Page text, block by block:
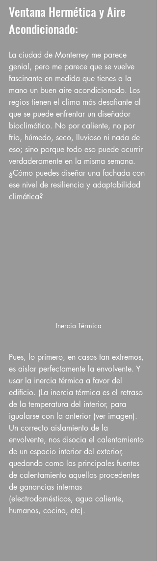
Ventana Hermética y Aire
Acondicionado:
La ciudad de Monterrey me parece
genial, pero me parece que se vuelve
fascinante en medida que tienes a la
mano un buen aire acondicionado. Los
regios tienen el clima más desafiante al
que se puede enfrentar un diseñador
bioclimático. No por caliente, no por
frío, húmedo, seco, lluvioso ni nada de
eso; sino porque todo eso puede ocurrir
verdaderamente en la misma semana.
¿Cómo puedes diseñar una fachada con
ese nivel de resiliencia y adaptabilidad
climática?
Inercia Térmica
Pues, lo primero, en casos tan extremos,
es aislar perfectamente la envolvente. Y
usar la inercia térmica a favor del
edificio. (La inercia térmica es el retraso
de la temperatura del interior, para
igualarse con la anterior (ver imagen).
Un correcto aislamiento de la
envolvente, nos disocia el calentamiento
de un espacio interior del exterior,
quedando como las principales fuentes
de calentamiento aquellas procedentes
de ganancias internas
(electrodomésticos, agua caliente,
humanos, cocina, etc).